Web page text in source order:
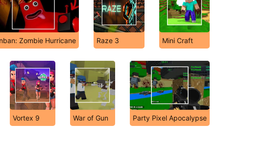
Zombie Hurricane Raze 3 Mini Craft
Vortex 9 War of Gun Party Pixel Apocalypse